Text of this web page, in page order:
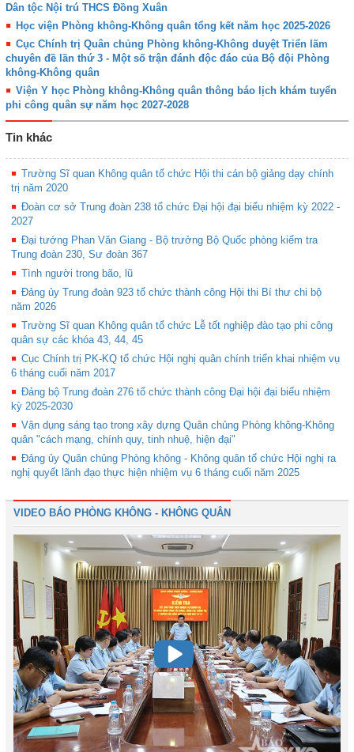
Dân tộc Nội trú THCS Đồng Xuân
Học viện Phòng không-Không quân tổng kết năm học 2025-2026
Cục Chính trị Quân chủng Phòng không-Không duyệt Triển lãm
chuyên đề lần thứ 3 - Một số trận đánh độc đáo của Bộ đội Phòng
không-Không quân
Viện Y học Phòng không-Không quân thông báo lịch khám tuyển
phi công quân sự năm học 2027-2028
Tin khác
Trường Sĩ quan Không quân tổ chức Hội thi cán bộ giảng dạy chính
trị năm 2020
Đoàn cơ sở Trung đoàn 238 tổ chức Đại hội đại biểu nhiệm kỳ 2022 -
2027
Đại tướng Phan Văn Giang - Bộ trưởng Bộ Quốc phòng kiểm tra
Trung đoàn 230, Sư đoàn 367
Tình người trong bão, lũ
Đảng ủy Trung đoàn 923 tổ chức thành công Hội thi Bí thư chi bộ
năm 2026
Trường Sĩ quan Không quân tổ chức Lễ tốt nghiệp đào tạo phi công
quân sự các khóa 43, 44, 45
Cục Chính trị PK-KQ tổ chức Hội nghị quân chính triển khai nhiệm vụ
6 tháng cuối năm 2017
Đảng bộ Trung đoàn 276 tổ chức thành công Đại hội đại biểu nhiệm
kỳ 2025-2030
Vận dụng sáng tạo trong xây dựng Quân chủng Phòng không-Không
quân "cách mạng, chính quy, tinh nhuệ, hiện đại"
Đảng ủy Quân chủng Phòng không - Không quân tổ chức Hội nghị ra
nghị quyết lãnh đạo thực hiện nhiệm vụ 6 tháng cuối năm 2025
VIDEO BÁO PHÒNG KHÔNG - KHÔNG QUÂN